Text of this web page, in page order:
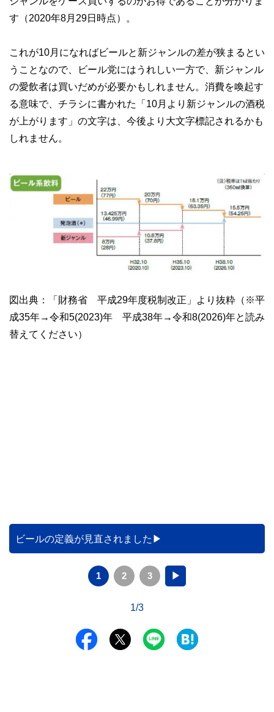
す（2020年8月29日時点）。
これが10月になればビールと新ジャンルの差が狭まるとい
うことなので、ビール党にはうれしい一方で、新ジャンル
の愛飲者は買いだめが必要かもしれません。消費を喚起す
る意味で、チラシに書かれた「10月より新ジャンルの酒税
が上がります」の文字は、今後より大文字標記されるかも
しれません。
図出典：「財務省 平成29年度税制改正」より抜粋（※平
成35年→令和5(2023)年 平成38年→令和8(2026)年と読み
替えてください）
ビールの定義が見直されました
1 2 3 ▶
1/3